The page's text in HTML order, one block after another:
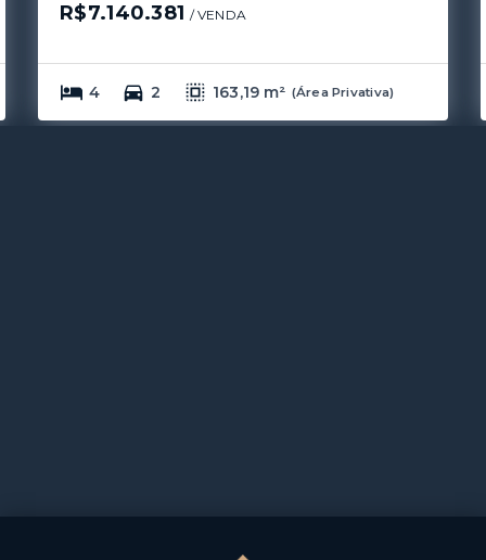
R$7.140.381 / VENDA
4 2 163,19 m² (Área Privativa)